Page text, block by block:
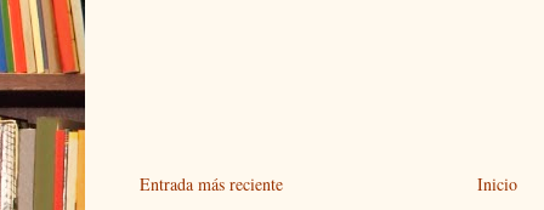
Entrada más reciente Inicio